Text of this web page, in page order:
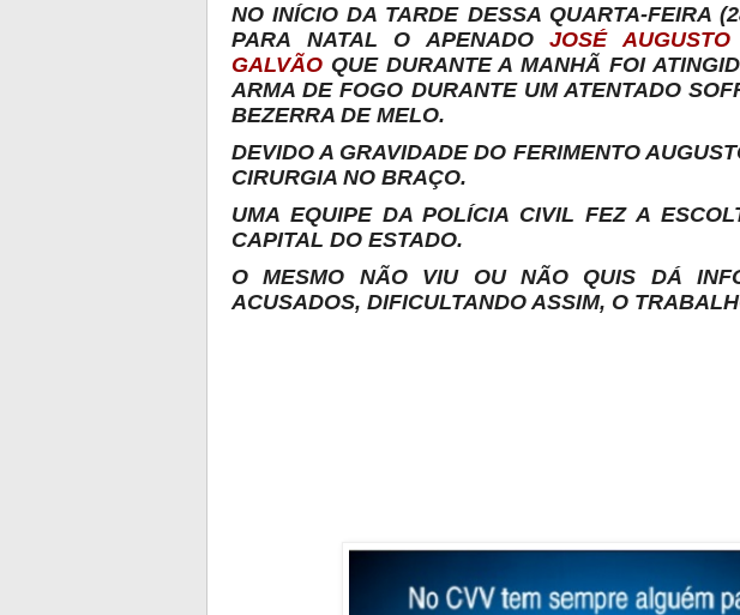
NO INÍCIO DA TARDE DESSA QUARTA-FEIRA
PARA NATAL O APENADO JOSÉ
GALVÃO QUE DURANTE A MANHÃ FOI
ARMA DE FOGO DURANTE UM ATENTADO
BEZERRA DE MELO.
DEVIDO A GRAVIDADE DO FERIMENTO
CIRURGIA NO BRAÇO.
UMA EQUIPE DA POLÍCIA CIVIL FEZ A
CAPITAL DO ESTADO.
O MESMO NÃO VIU OU NÃO QUIS DÁ
ACUSADOS, DIFICULTANDO ASSIM, O